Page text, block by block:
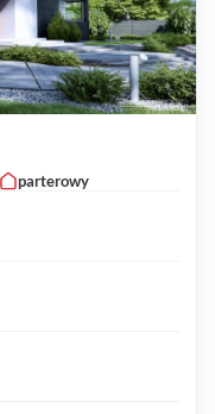
parterowy